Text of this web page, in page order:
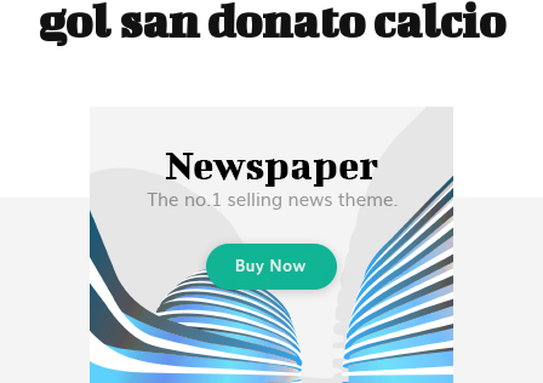
gol san donato calcio